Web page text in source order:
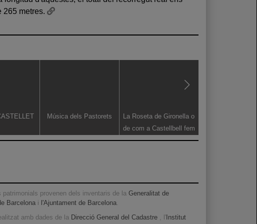
265 metres.
Música dels Pastorets
La Roseta de Gironella o
de com a Castellbell fem
borbons a la graella
patrimonials provenen dels inventaris de la Generalitat de
Barcelona i l'Ajuntament de Barcelona.
amb dades de la Direcció General del Cadastre , l' Institut